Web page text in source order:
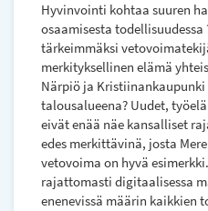
Hyvinvointi kohtaa suuren
osaamisesta todellisuudessa
tärkeimmäksi
merkityksellinen elämä
Närpiö ja
talousalueena? Uudet,
eivät enää näe kansalliset
edes merkittävinä, josta
vetovoima on hyvä
rajattomasti digitaalisessa
enenevissä määrin kaikkien